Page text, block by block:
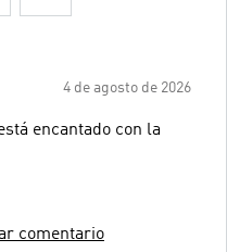
4 de agosto de 2026
encantado con la
comentario